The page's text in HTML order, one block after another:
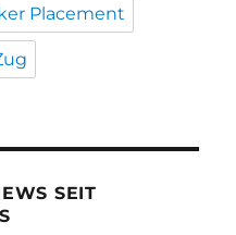
Placement
SEIT